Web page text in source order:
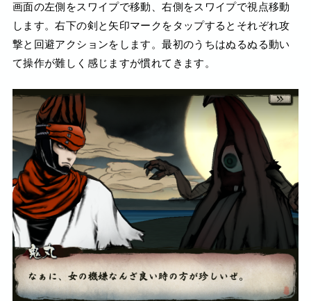
画面の左側をスワイプで移動、右側をスワイプで視点移動
します。右下の剣と矢印マークをタップするとそれぞれ攻
撃と回避アクションをします。最初のうちはぬるぬる動い
て操作が難しく感じますが慣れてきます。